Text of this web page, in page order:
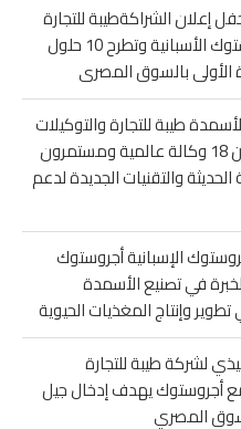
إعلان الشراكةطيبة للتجارة
والتوكيلات تطلق شراكتها مع أجروستوك الأسبانية وتطرح 10 حلول
الأولى بالسوق المصرى
طيبة للتجارة والتوكيلات
قطاع الأسمدة في طيبة يضم أكثر من 18 وكالة عالمية ومستمرون
والتقنيات الجديدة لدعم
الإسبانية أجروستوك
ونمتلك 38 من الخبرة في تصنيع الأسمدة
لشركة طيبة للتجارة
مع أجروستوك يهدف إدخال جيل
المصري